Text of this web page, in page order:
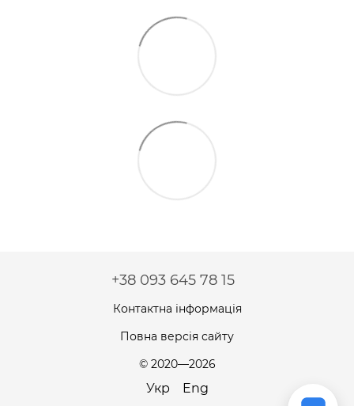
+38 093 645 78 15
Контактна інформація
Повна версія сайту
© 2020—2026
Укр Eng